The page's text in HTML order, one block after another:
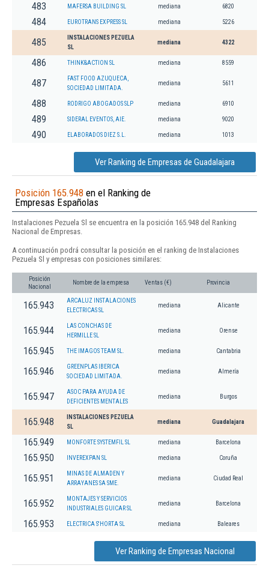
483 MAFERSA BUILDING SL mediana 6820
484 EUROTRANS EXPRESS SL mediana 5226
485
INSTALACIONES PEZUELA
SL
mediana 4322
486 THINK&ACTION SL mediana 8559
487
FAST FOOD AZUQUECA,
SOCIEDAD LIMITADA.
mediana 5611
488 RODRIGO ABOGADOS SLP mediana 6910
489 SIDERAL EVENTOS, AIE. mediana 9020
490 ELABORADOS DIEZ S.L. mediana 1013
Ver Ranking de Empresas de Guadalajara
Posición 165.948 en el Ranking de
Empresas Españolas
Instalaciones Pezuela Sl se encuentra en la posición 165.948 del Ranking
Nacional de Empresas.
A continuación podrá consultar la posición en el ranking de Instalaciones
Pezuela Sl y empresas con posiciones similares:
Posición
Nacional
Nombre de la empresa Ventas (€) Provincia
165.943
ARCALUZ INSTALACIONES
ELECTRICAS SL
mediana Alicante
165.944
LAS CONCHAS DE
HERMILLE SL
mediana Orense
165.945 THE IMAGOS TEAM SL. mediana Cantabria
165.946
GREENPLAS IBERICA
SOCIEDAD LIMITADA.
mediana Almería
165.947
ASOC PARA AYUDA DE
DEFICIENTES MENTALES
mediana Burgos
165.948
INSTALACIONES PEZUELA
SL
mediana Guadalajara
165.949 MONFORTE SYSTEMFIL SL mediana Barcelona
165.950 INVEREXPAN SL mediana Coruña
165.951
MINAS DE ALMADEN Y
ARRAYANES SA SME.
mediana Ciudad Real
165.952
MONTAJES Y SERVICIOS
INDUSTRIALES GUICAR SL
mediana Barcelona
165.953 ELECTRICA S'HORTA SL mediana Baleares
Ver Ranking de Empresas Nacional